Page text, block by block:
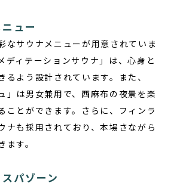
ュー
なサウナメニューが用意されていま
ディテーションサウナ」は、心身と
るよう設計されています。また、
」は男女兼用で、西麻布の夜景を楽
ことができます。さらに、フィンラ
ナも採用されており、本場さながら
す。
パゾーン